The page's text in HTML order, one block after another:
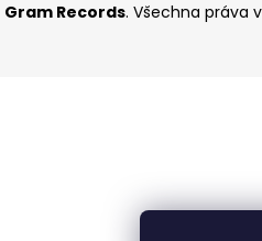
Gram Records. Všechna práva